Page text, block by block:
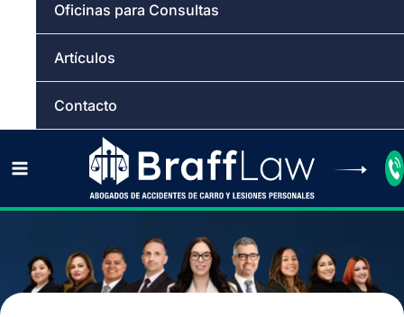
Oficinas para Consultas
Artículos
Contacto